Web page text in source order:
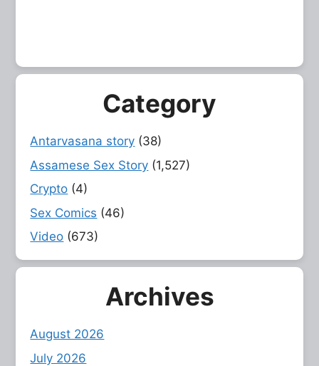
Category
Antarvasana story (38)
Assamese Sex Story (1,527)
Crypto (4)
Sex Comics (46)
Video (673)
Archives
August 2026
July 2026